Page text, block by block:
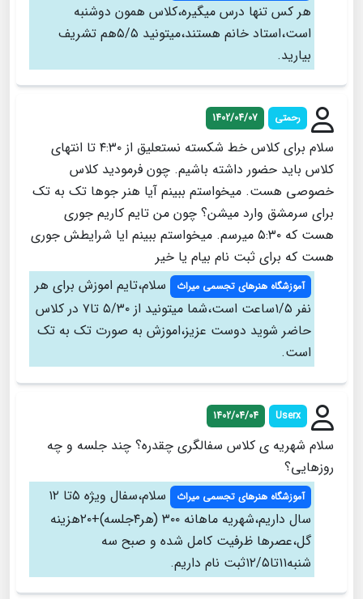
هر کس تنها درس میگیره،کلاس همون دوشنبه
است،استاد خانم هستند،میتونید ۵/۵هم تشریف
بیارید.
رحمتی 1402/04/07
سلام برای کلاس خط شکسته نستعلیق از ۴:۳۰ تا انتهای
کلاس باید حضور داشته باشیم. چون فرمودید کلاس
خصوصی هست. میخواستم ببینم آیا هنر جوها تک به تک
برای سرمشق وارد میشن؟ چون من تایم کاریم جوری
هست که ۵:۳۰ میرسم. میخواستم ببینم ایا شرایطش جوری
هست که برای ثبت نام بیام یا خیر
آموزشگاه هنرهای تجسمی میراث
سلام،تایم اموزش برای هر
نفر ۱/۵ساعت است،شما میتونید از ۵/۳۰ تا۷ در کلاس
حاضر شوید دوست عزیز،اموزش به صورت تک به تک
است.
Userx
1402/04/04
سلام شهریه ی کلاس سفالگری چقدره؟ چند جلسه و چه
روزهایی؟
آموزشگاه هنرهای تجسمی میراث
سلام،سفال ویژه ۵تا ۱۲
سال داریم،شهریه ماهانه ۳۰۰ (هر۴جلسه)+۲۰هزینه
گل،عصرها ظرفیت کامل شده و صبح سه
شنبه۱۱تا۱۲/۵ثبت نام داریم.